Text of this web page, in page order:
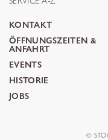
KONTAKT
ÖFFNUNGSZEITEN &
ANFAHRT
EVENTS
HISTORIE
JOBS
©